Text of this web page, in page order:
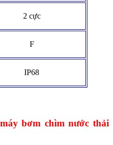
2 cực
F
IP68
máy bơm chìm nước thải